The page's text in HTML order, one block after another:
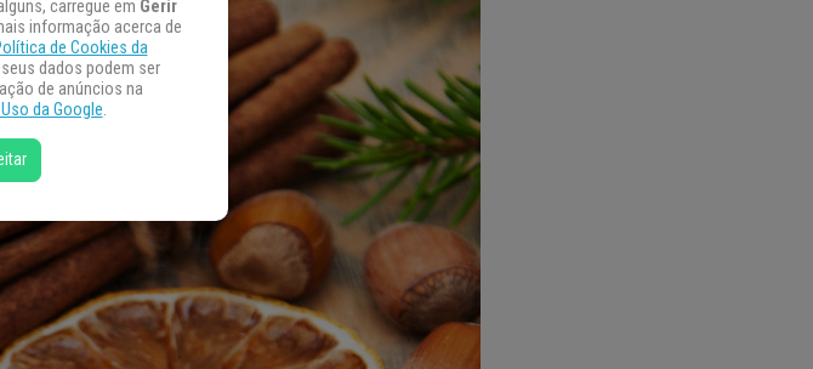
carregue em Gerir
informação acerca de
de Cookies da
dados podem ser
de anúncios na
da Google.